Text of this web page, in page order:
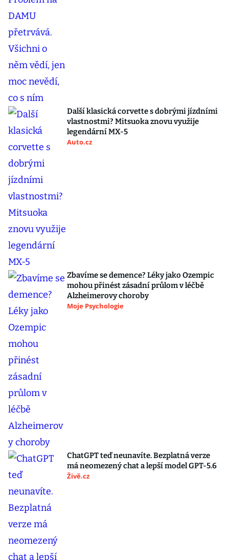
Další klasická corvette s dobrými jízdními
vlastnostmi? Mitsuoka znovu využije
legendární MX-5
Auto.cz
Zbavíme se demence? Léky jako Ozempic
mohou přinést zásadní průlom v léčbě
Alzheimerovy choroby
Moje Psychologie
ChatGPT teď neunavíte. Bezplatná verze
má neomezený chat a lepší model GPT-5.6
Živě.cz